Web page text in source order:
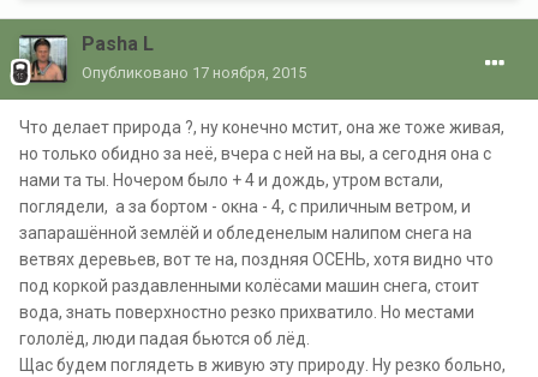
Pasha L
Опубликовано 17 ноября, 2015
Что делает природа ?, ну конечно мстит, она же тоже живая,
но только обидно за неё, вчера с ней на вы, а сегодня она с
нами та ты. Ночером было + 4 и дождь, утром встали,
поглядели, а за бортом - окна - 4, с приличным ветром, и
запарашённой землёй и обледенелым налипом снега на
ветвях деревьев, вот те на, поздняя ОСЕНЬ, хотя видно что
под коркой раздавленными колёсами машин снега, стоит
вода, знать поверхностно резко прихватило. Но местами
гололёд, люди падая бьются об лёд.
Щас будем поглядеть в живую эту природу. Ну резко больно,